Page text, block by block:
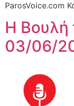
ParosVoice.com
Η
03/06/